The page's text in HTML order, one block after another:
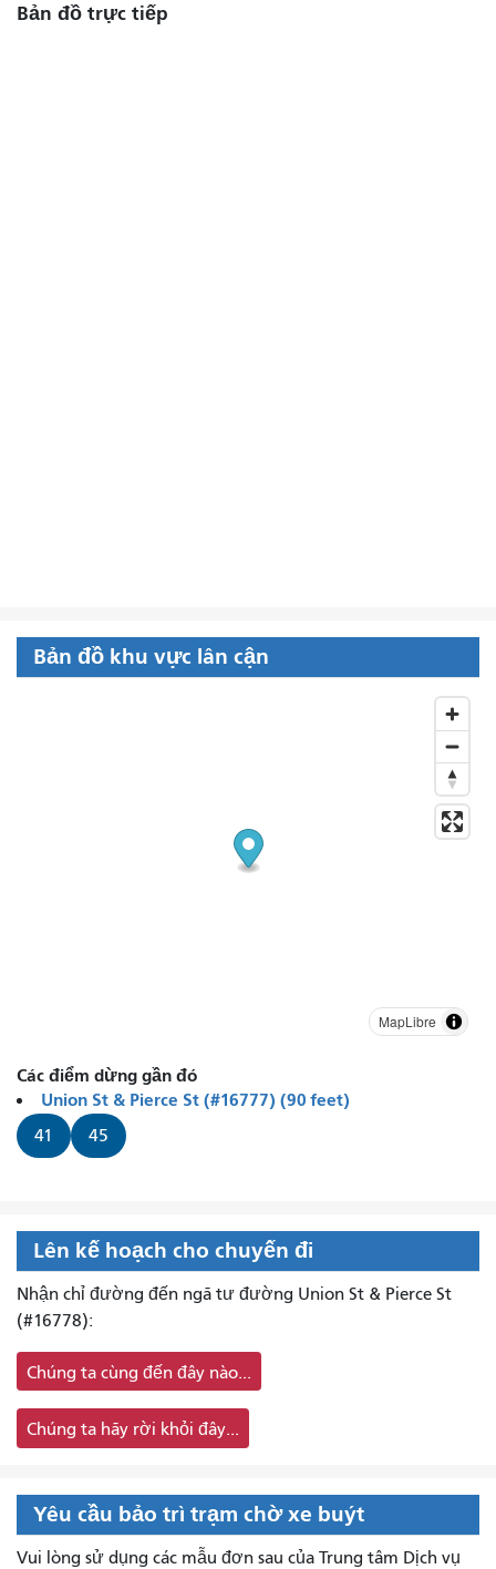
Bản đồ trực tiếp
Bản đồ khu vực lân cận
MapLibre
Các điểm dừng gần đó
Union St & Pierce St (#16777) (90 feet)
41 45
Lên kế hoạch cho chuyến đi
Nhận chỉ đường đến ngã tư đường Union St & Pierce St
(#16778):
Chúng ta cùng đến đây nào...
Chúng ta hãy rời khỏi đây...
Yêu cầu bảo trì trạm chờ xe buýt
Vui lòng sử dụng các mẫu đơn sau của Trung tâm Dịch vụ